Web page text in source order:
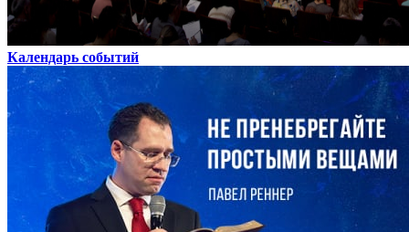
Календарь событий